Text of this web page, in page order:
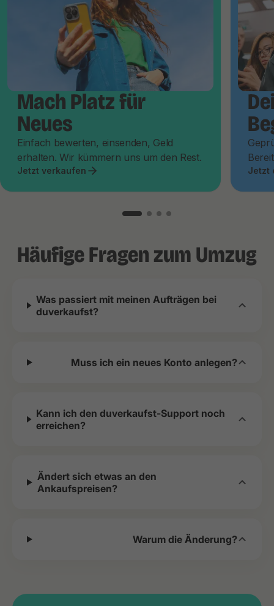
Mach Platz für
Neues
Einfach bewerten, einsenden, Geld
erhalten. Wir kümmern uns um den Rest.
Jetzt verkaufen Jetzt
Häufige Fragen zum Umzug
Was passiert mit meinen Aufträgen bei
duverkaufst?
Muss ich ein neues Konto anlegen?
Kann ich den duverkaufst-Support noch
erreichen?
Ändert sich etwas an den
Ankaufspreisen?
Warum die Änderung?